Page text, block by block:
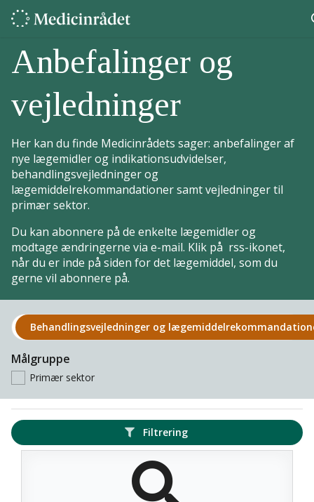
Anbefalinger og
vejledninger
Her kan du finde Medicinrådets sager: anbefalinger af
nye lægemidler og indikationsudvidelser,
behandlingsvejledninger og
lægemiddelrekommandationer samt vejledninger til
primær sektor.
Du kan abonnere på de enkelte lægemidler og
modtage ændringerne via e-mail. Klik på rss-ikonet,
når du er inde på siden for det lægemiddel, som du
gerne vil abonnere på.
Behandlings­vejledninger og
Målgruppe
Primær sektor
Filtrering